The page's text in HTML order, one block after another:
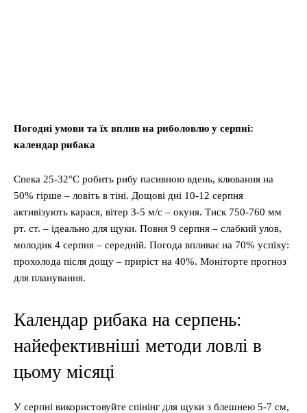
Погодні умови та їх вплив на риболовлю у серпні:
календар рибака
Спека 25-32°C робить рибу пасивною вдень, клювання на
50% гірше – ловіть в тіні. Дощові дні 10-12 серпня
активізують карася, вітер 3-5 м/с – окуня. Тиск 750-760 мм
рт. ст. – ідеально для щуки. Повня 9 серпня – слабкий улов,
молодик 4 серпня – середній. Погода впливає на 70% успіху:
прохолода після дощу – приріст на 40%. Моніторте прогноз
для планування.
Календар рибака на серпень:
найефективніші методи ловлі в
цьому місяці
У серпні використовуйте спінінг для щуки з блешнею 5-7 см,